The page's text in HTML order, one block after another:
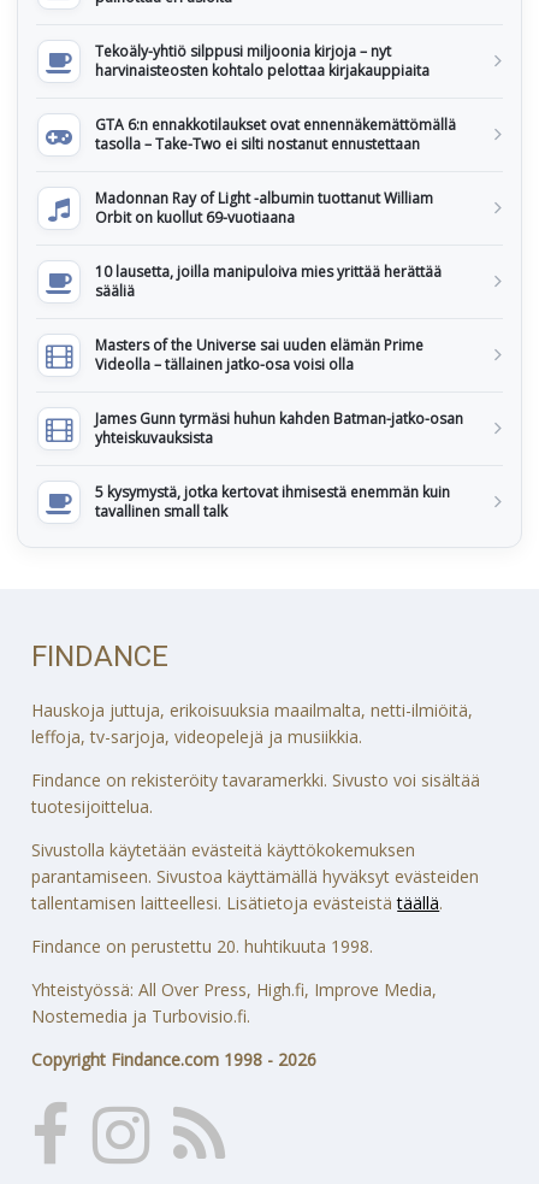
Tekoäly-yhtiö silppusi miljoonia kirjoja – nyt
harvinaisteosten kohtalo pelottaa kirjakauppiaita
GTA 6:n ennakkotilaukset ovat ennennäkemättömällä
tasolla – Take-Two ei silti nostanut ennustettaan
Madonnan Ray of Light -albumin tuottanut William
Orbit on kuollut 69-vuotiaana
10 lausetta, joilla manipuloiva mies yrittää herättää
sääliä
Masters of the Universe sai uuden elämän Prime
Videolla – tällainen jatko-osa voisi olla
James Gunn tyrmäsi huhun kahden Batman-jatko-osan
yhteiskuvauksista
5 kysymystä, jotka kertovat ihmisestä enemmän kuin
tavallinen small talk
FINDANCE
Hauskoja juttuja, erikoisuuksia maailmalta, netti-ilmiöitä,
leffoja, tv-sarjoja, videopelejä ja musiikkia.
Findance on rekisteröity tavaramerkki. Sivusto voi sisältää
tuotesijoittelua.
Sivustolla käytetään evästeitä käyttökokemuksen
parantamiseen. Sivustoa käyttämällä hyväksyt evästeiden
tallentamisen laitteellesi. Lisätietoja evästeistätäällä.
Findance on perustettu 20. huhtikuuta 1998.
Yhteistyössä: All Over Press, High.fi, Improve Media,
Nostemedia ja Turbovisio.fi.
Copyright Findance.com 1998 - 2026